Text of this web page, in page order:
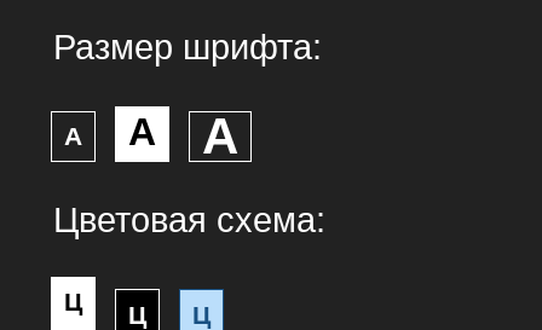
Размер шрифта:
А А А
Цветовая схема:
Ц Ц Ц